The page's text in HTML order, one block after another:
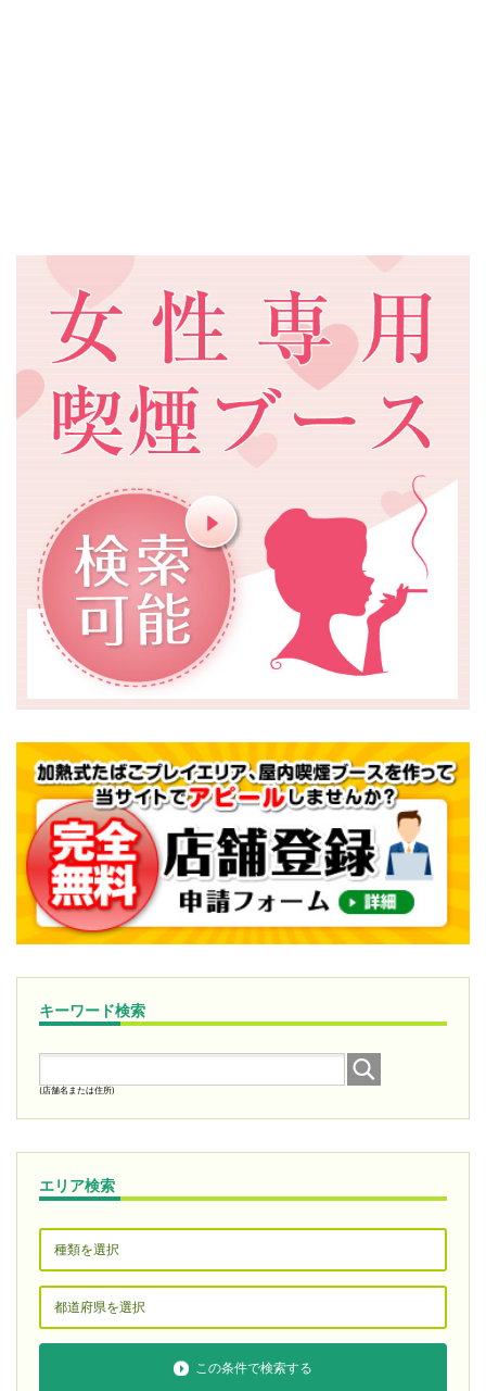
キーワード検索
(店舗名または住所)
エリア検索
この条件で検索する